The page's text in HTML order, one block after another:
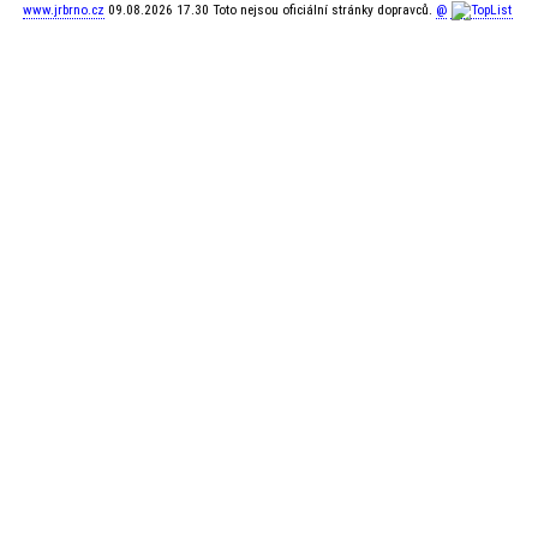
www.jrbrno.cz 09.08.2026 17.30 Toto nejsou oficiální stránky dopravců. @